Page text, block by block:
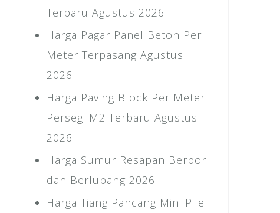
Terbaru Agustus 2026
Harga Pagar Panel Beton Per
Meter Terpasang Agustus
2026
Harga Paving Block Per Meter
Persegi M2 Terbaru Agustus
2026
Harga Sumur Resapan Berpori
dan Berlubang 2026
Harga Tiang Pancang Mini Pile